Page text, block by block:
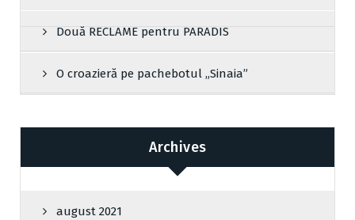
Două RECLAME pentru PARADIS
O croazieră pe pachebotul „Sinaia”
Archives
august 2021